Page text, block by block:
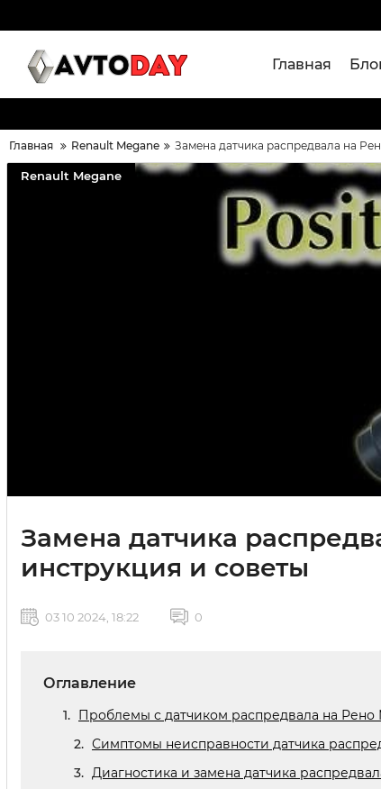
Главная
Главная Renault Megane Замена датчика распредвала на
Renault Megane
Замена датчика
инструкция и советы
03 10 2024, 18:22 0
Оглавление
Проблемы с датчиком распредвала на Рено
Симптомы неисправности датчика
Диагностика и замена датчика